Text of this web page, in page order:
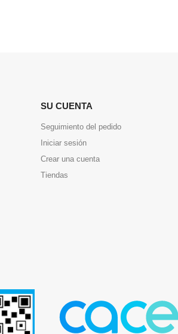
SU CUENTA
Seguimiento del pedido
Iniciar sesión
Crear una cuenta
Tiendas